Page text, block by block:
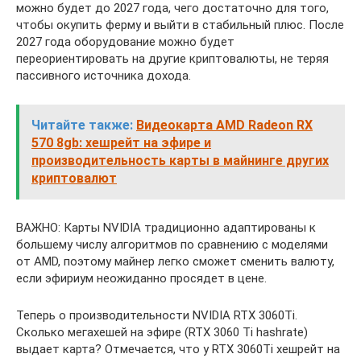
можно будет до 2027 года, чего достаточно для того,
чтобы окупить ферму и выйти в стабильный плюс. После
2027 года оборудование можно будет
переориентировать на другие криптовалюты, не теряя
пассивного источника дохода.
Читайте также: Видеокарта AMD Radeon RX
570 8gb: хешрейт на эфире и
производительность карты в майнинге других
криптовалют
ВАЖНО: Карты NVIDIA традиционно адаптированы к
большему числу алгоритмов по сравнению с моделями
от AMD, поэтому майнер легко сможет сменить валюту,
если эфириум неожиданно просядет в цене.
Теперь о производительности NVIDIA RTX 3060Ti.
Сколько мегахешей на эфире (RTX 3060 Ti hashrate)
выдает карта? Отмечается, что у RTX 3060Ti хешрейт на